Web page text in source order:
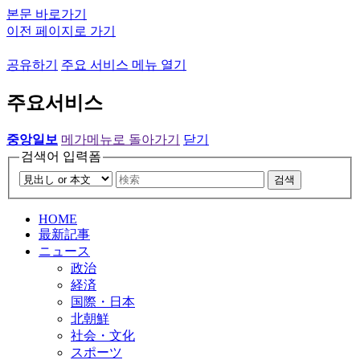
본문 바로가기
이전 페이지로 가기
공유하기 주요 서비스 메뉴 열기
주요서비스
중앙일보 메가메뉴로 돌아가기
닫기
검색어 입력폼
검색
HOME
最新記事
ニュース
政治
経済
国際・日本
北朝鮮
社会・文化
スポーツ